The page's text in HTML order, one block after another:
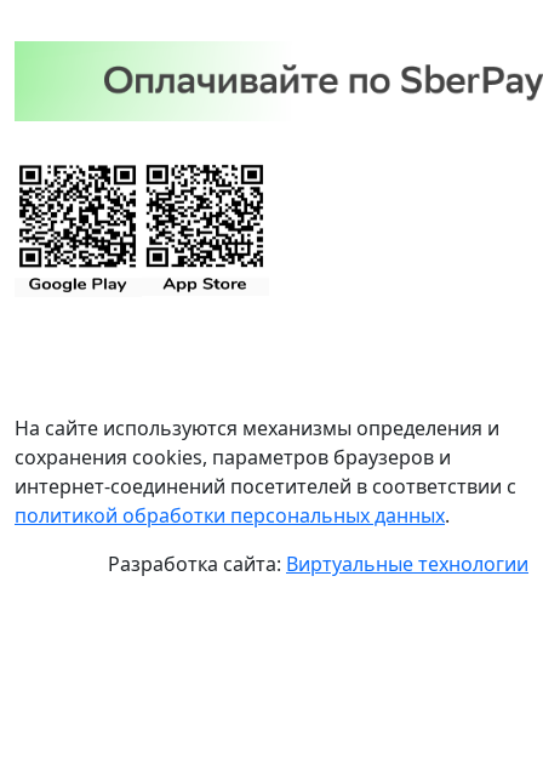
На сайте используются механизмы определения и
сохранения cookies, параметров браузеров и
интернет-соединений посетителей в соответствии с
политикой обработки персональных данных.
Разработка сайта: Виртуальные технологии